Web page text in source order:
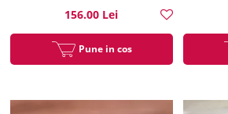
156.00 Lei
Pune in cos